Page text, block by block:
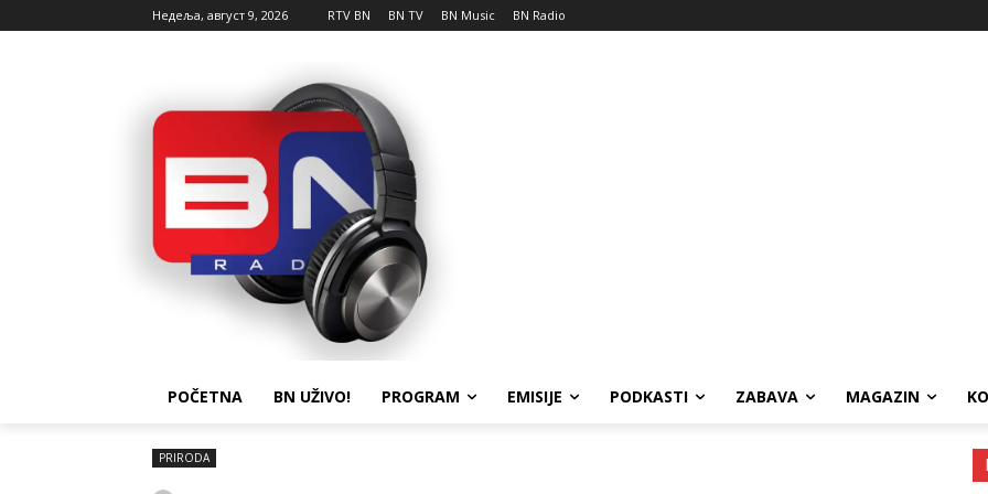
Недеља, август 9, 2026 RTV BN BN TV BN Music BN Radio
POČETNA BN UŽIVO! PROGRAM EMISIJE PODKASTI ZABAVA MAGAZIN
PRIRODA